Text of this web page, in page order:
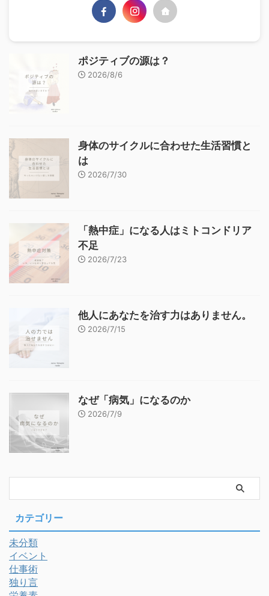
ポジティブの源は？
2026/8/6
身体のサイクルに合わせた生活習慣と
は
2026/7/30
「熱中症」になる人はミトコンドリア
不足
2026/7/23
他人にあなたを治す力はありません。
2026/7/15
なぜ「病気」になるのか
2026/7/9
カテゴリー
未分類
イベント
仕事術
独り言